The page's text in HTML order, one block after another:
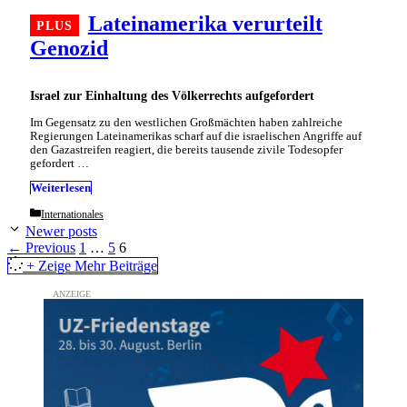
Israel zur Einhaltung des Völkerrechts aufgefordert
Lateinamerika verurteilt
Genozid
Im Gegensatz zu den westlichen Großmächten haben zahlreiche
Regierungen Lateinamerikas scharf auf die israelischen Angriffe auf
den Gazastreifen reagiert, die bereits tausende zivile Todesopfer
gefordert …
Weiterlesen
Categories
Internationales
Newer posts
← Previous Page
1 … Page
5 Page
6
+ Zeige Mehr Beiträge